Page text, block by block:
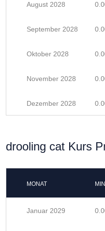
August 2028
September 2028
Oktober 2028
November 2028
Dezember 2028
drooling cat Kurs
MONAT
Januar 2029